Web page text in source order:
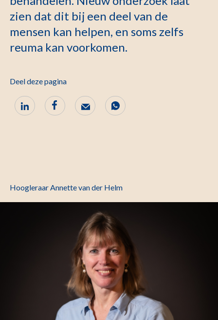
zien dat dit bij een deel van de
mensen kan helpen, en soms zelfs
reuma kan voorkomen.
Deel deze pagina
Hoogleraar Annette van der Helm